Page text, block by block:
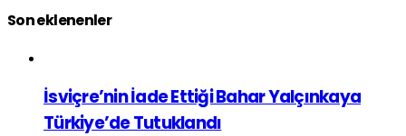
Son eklenenler
İsviçre’nin İade Ettiği Bahar Yalçınkaya
Türkiye’de Tutuklandı